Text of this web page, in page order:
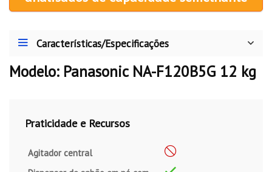
Características/Especificações
Modelo: Panasonic NA-F120B5G 12 kg
Praticidade e Recursos
Agitador central